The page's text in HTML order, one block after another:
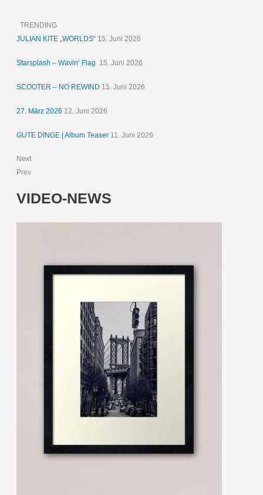
TRENDING
JULIAN KITE „WORLDS“ 15. Juni 2026
Starsplash – Wavin‘ Flag 15. Juni 2026
SCOOTER – NO REWIND 15. Juni 2026
27. März 2026 12. Juni 2026
GUTE DINGE | Album Teaser 11. Juni 2026
Next
Prev
VIDEO-NEWS